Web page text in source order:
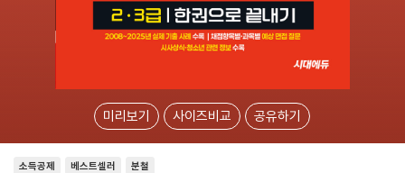
미리보기 사이즈비교 공유하기
소득공제 베스트셀러 분철